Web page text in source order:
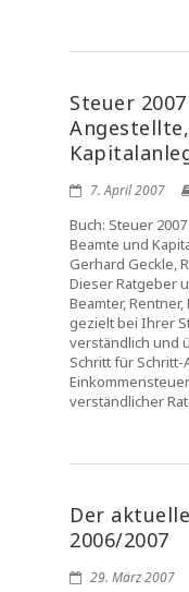
Steuer
7. April 2007
Buch: Steuer
Beamte und
Gerhard Geckle,
Dieser Ratgeber
Beamter,
gezielt bei Ihrer
verständlich und
Schritt für
verständlicher
Der
2006/2007
29. März 2007